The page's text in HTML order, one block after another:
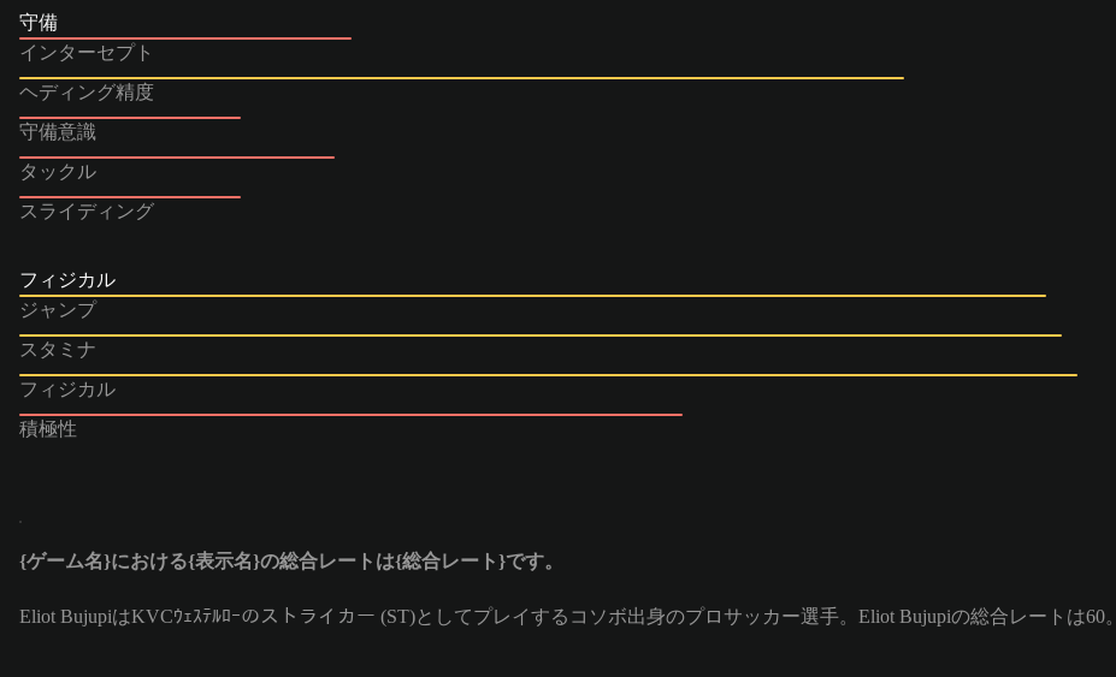
守備
インターセプト
ヘディング精度
守備意識
タックル
スライディング
フィジカル
ジャンプ
スタミナ
フィジカル
積極性
{ゲーム名}における{表示名}の総合レートは{総合レート}です。
Eliot BujupiはKVCｳｪｽﾃﾙﾛｰのストライカー (ST)としてプレイするコソボ出身のプロサッカー選手。Eliot Bujupiの総合レートは60。